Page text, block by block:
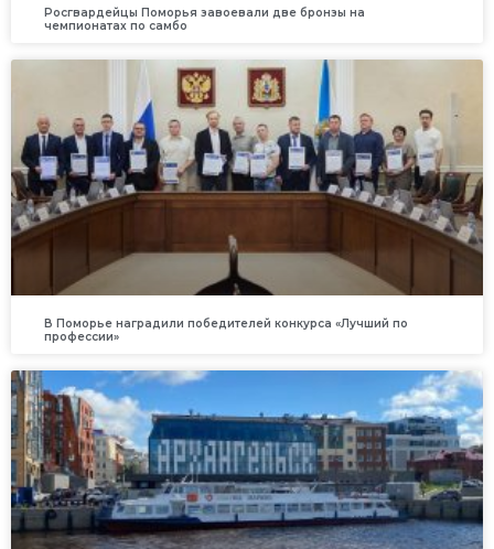
Росгвардейцы Поморья завоевали две бронзы на
чемпионатах по самбо
В Поморье наградили победителей конкурса «Лучший по
профессии»